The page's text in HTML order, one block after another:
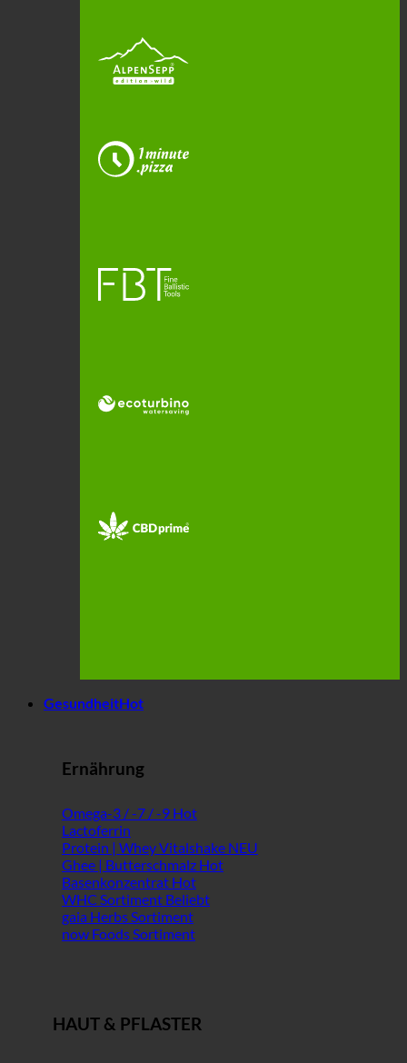
Gesundheit
Ernährung
Omega-3 / -7 / -9
Lactoferrin
Protein | Whey Vitalshake
Ghee | Butterschmalz
Basenkonzentrat
WHC Sortiment
gaia Herbs Sortiment
now Foods Sortiment
HAUT & PFLASTER